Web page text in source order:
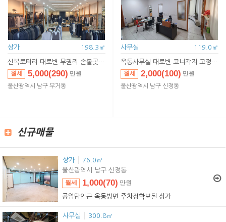
상가 198.3㎡
신복로터리 대로변 무권리 손볼곳 없이 즉시입주
월세 5,000(290) 만원
임대 5,000(290)
울산광역시 남구 무거동
사무실 119.0㎡
옥동사무실 대로변 코너각지 고정주차자리 확보
월세 2,000(100) 만원
임대 2,000(100)
울산광역시 남구 신정동
신규매물
상가 76.0㎡
공업탑인근 옥동방면 주차장확보된 상가
월세 1,000(70) 만원
임대 1,000(70) 만원
울산광역시 남구 신정동
사무실 300.8㎡